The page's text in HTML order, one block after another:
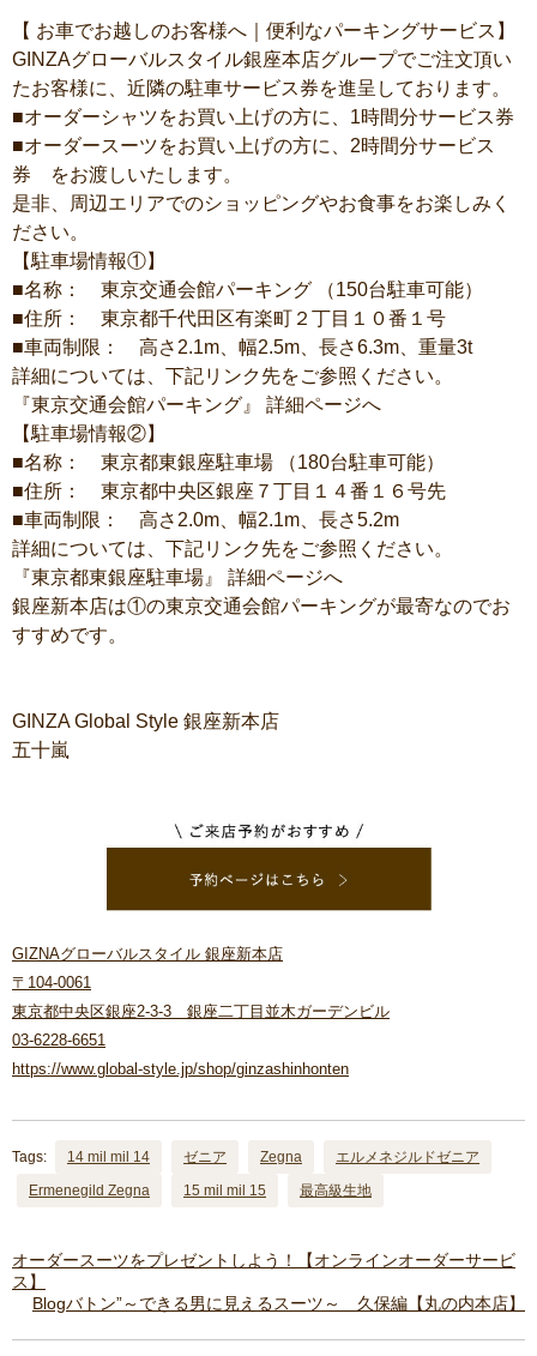
【 お車でお越しのお客様へ｜便利なパーキングサービス】
GINZAグローバルスタイル銀座本店グループでご注文頂い
たお客様に、近隣の駐車サービス券を進呈しております。
■オーダーシャツをお買い上げの方に、1時間分サービス券
■オーダースーツをお買い上げの方に、2時間分サービス
券 をお渡しいたします。
是非、周辺エリアでのショッピングやお食事をお楽しみく
ださい。
【駐車場情報①】
■名称： 東京交通会館パーキング （150台駐車可能）
■住所： 東京都千代田区有楽町２丁目１０番１号
■車両制限： 高さ2.1m、幅2.5m、長さ6.3m、重量3t
詳細については、下記リンク先をご参照ください。
『東京交通会館パーキング』 詳細ページへ
【駐車場情報②】
■名称： 東京都東銀座駐車場 （180台駐車可能）
■住所： 東京都中央区銀座７丁目１４番１６号先
■車両制限： 高さ2.0m、幅2.1m、長さ5.2m
詳細については、下記リンク先をご参照ください。
『東京都東銀座駐車場』 詳細ページへ
銀座新本店は①の東京交通会館パーキングが最寄なのでお
すすめです。
GINZA Global Style 銀座新本店
五十嵐
GIZNAグローバルスタイル 銀座新本店
〒104-0061
東京都中央区銀座2-3-3 銀座二丁目並木ガーデンビル
03-6228-6651
https://www.global-style.jp/shop/ginzashinhonten
Tags: 14 mil mil 14 ゼニア Zegna
エルメネジルドゼニア
Ermenegild Zegna
15 mil mil 15 最高級生地
オーダースーツをプレゼントしよう！【オンラインオーダーサービ
ス】
Blogバトン”～できる男に見えるスーツ～ 久保編【丸の内本店】